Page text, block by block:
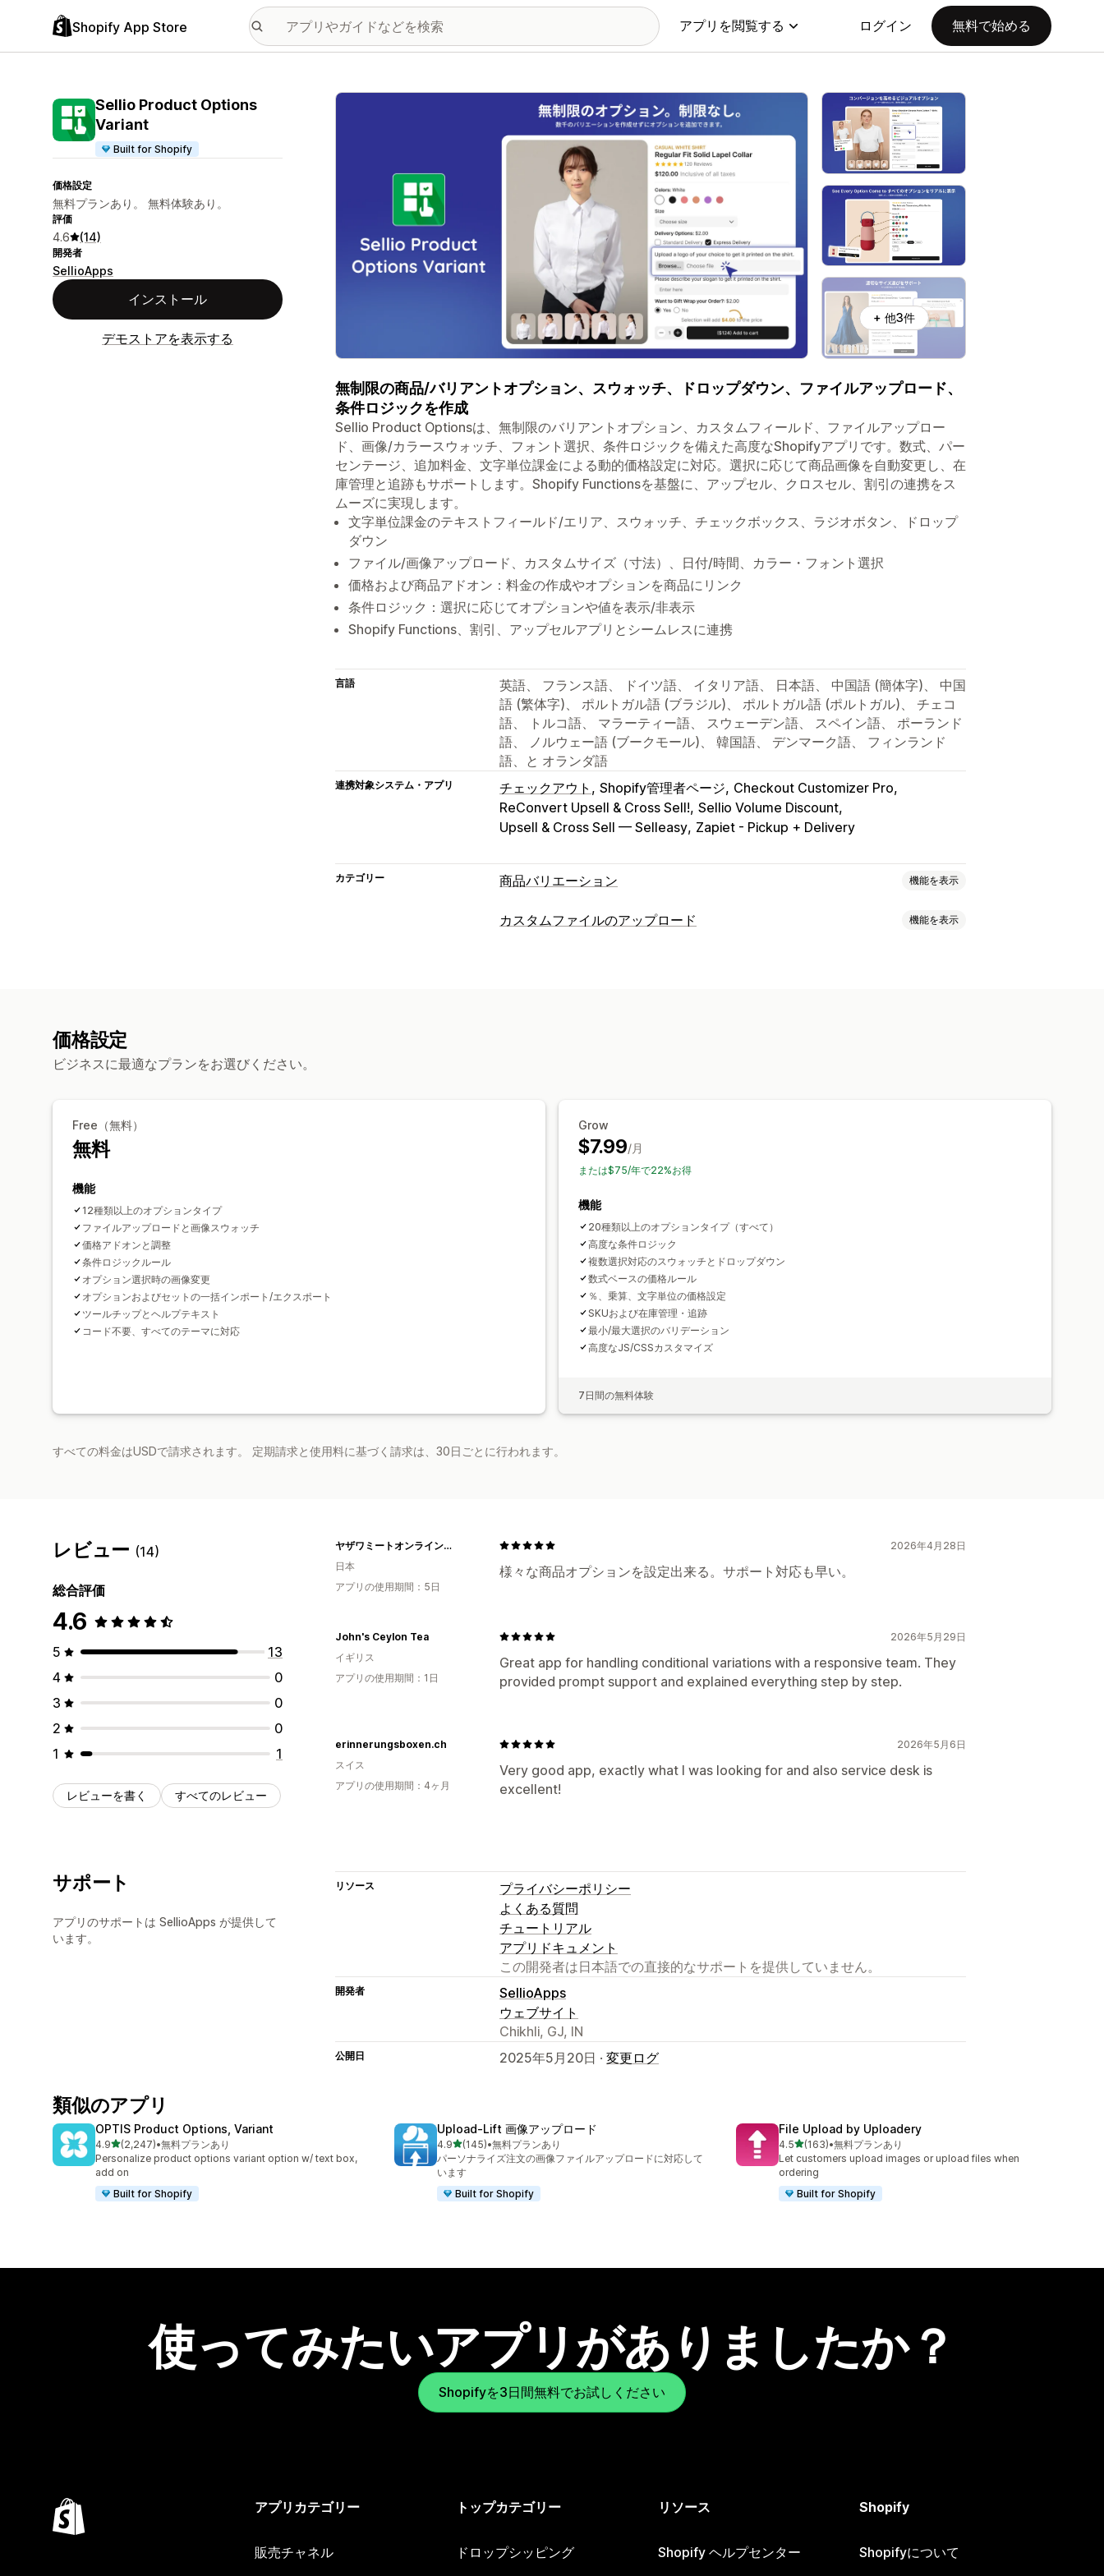
Shopify App Store アプリを閲覧する ログイン 無料で始める
Sellio Product Options
Variant
Built for Shopify
価格設定
無料プランあり。 無料体験あり。
評価
4.6 (14)
開発者
SellioApps
インストール
デモストアを表示する
特集の画像ギャラリー
+ 他3件
無制限の商品/バリアントオプション、スウォッチ、ドロップダウン、ファイルアップロード、
条件ロジックを作成
Sellio Product Optionsは、無制限のバリアントオプション、カスタムフィールド、ファイルアップロー
ド、画像/カラースウォッチ、フォント選択、条件ロジックを備えた高度なShopifyアプリです。数式、パー
センテージ、追加料金、文字単位課金による動的価格設定に対応。選択に応じて商品画像を自動変更し、在
庫管理と追跡もサポートします。Shopify Functionsを基盤に、アップセル、クロスセル、割引の連携をス
ムーズに実現します。
文字単位課金のテキストフィールド/エリア、スウォッチ、チェックボックス、ラジオボタン、ドロップ
ダウン
ファイル/画像アップロード、カスタムサイズ（寸法）、日付/時間、カラー・フォント選択
価格および商品アドオン：料金の作成やオプションを商品にリンク
条件ロジック：選択に応じてオプションや値を表示/非表示
Shopify Functions、割引、アップセルアプリとシームレスに連携
言語
英語、 フランス語、 ドイツ語、 イタリア語、 日本語、 中国語 (簡体字)、 中国
語 (繁体字)、 ポルトガル語 (ブラジル)、 ポルトガル語 (ポルトガル)、 チェコ
語、 トルコ語、 マラーティー語、 スウェーデン語、 スペイン語、 ポーランド
語、 ノルウェー語 (ブークモール)、 韓国語、 デンマーク語、 フィンランド
語、と オランダ語
連携対象システム・アプリ チェックアウト Shopify管理者ページ Checkout Customizer Pro
ReConvert Upsell & Cross Sell! Sellio Volume Discount
Upsell & Cross Sell — Selleasy Zapiet - Pickup + Delivery
カテゴリー 商品バリエーション 機能を表示
カスタマイズ
在庫切れの非表示 SKU管理
カスタムファイルのアップロード 機能を表示
価格設定
ビジネスに最適なプランをお選びください。
Free（無料）
無料
機能
12種類以上のオプションタイプ
ファイルアップロードと画像スウォッチ
価格アドオンと調整
条件ロジックルール
オプション選択時の画像変更
オプションおよびセットの一括インポート/エクスポート
ツールチップとヘルプテキスト
コード不要、すべてのテーマに対応
Grow
$7.99/月
または$75/年で22%お得
機能
20種類以上のオプションタイプ（すべて）
高度な条件ロジック
複数選択対応のスウォッチとドロップダウン
数式ベースの価格ルール
％、乗算、文字単位の価格設定
SKUおよび在庫管理・追跡
最小/最大選択のバリデーション
高度なJS/CSSカスタマイズ
7日間の無料体験
すべての料金はUSDで請求されます。 定期請求と使用料に基づく請求は、30日ごとに行われます。
レビュー (14)
総合評価
4.6
5
13
4
0
3
0
2
0
1
1
レビューを書く すべてのレビュー
2026年4月28日
様々な商品オプションを設定出来る。サポート対応も早い。
ヤザワミートオンラインストア
日本
アプリの使用期間：5日
2026年5月29日
Great app for handling conditional variations with a responsive team. They
provided prompt support and explained everything step by step.
John's Ceylon Tea
イギリス
アプリの使用期間：1日
2026年5月6日
Very good app, exactly what I was looking for and also service desk is
excellent!
erinnerungsboxen.ch
スイス
アプリの使用期間：4ヶ月
サポート
アプリのサポートは SellioApps が提供して
います。
リソース
プライバシーポリシー
よくある質問
チュートリアル
アプリドキュメント
この開発者は日本語での直接的なサポートを提供していません。
開発者
SellioApps
ウェブサイト
Chikhli, GJ, IN
公開日 2025年5月20日 · 変更ログ
類似のアプリ
OPTIS Product Options, Variant
4.95つ星中
(2,247)
合計レビュー数：2247件
•無料プランあり
Personalize product options variant option w/ text box,
add on
Built for Shopify
Upload‑Lift 画像アップロード
4.95つ星中
(145)
合計レビュー数：145件
•無料プランあり
パーソナライズ注文の画像ファイルアップロードに対応して
います
Built for Shopify
File Upload by Uploadery
4.55つ星中
(163)
合計レビュー数：163件
•無料プランあり
Let customers upload images or upload files when
ordering
Built for Shopify
使ってみたいアプリがありましたか？
Shopifyを3日間無料でお試しください
アプリカテゴリー
販売チャネル
トップカテゴリー
ドロップシッピング
リソース
Shopify ヘルプセンター
Shopify
Shopifyについて